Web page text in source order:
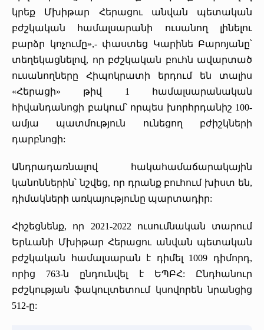
կրեք Մխիթար Հերացու անվան պետական
բժշկական համալսարանի ուսանող լինելու
բարձր կոչումը»,- փաստեց Կարինե Բարոյանը՝
տեղեկացնելով, որ բժշկական բուհն ավարտած
ուսանողները Հիպոկրատի երդում են տալիս
«Հերացի» թիվ 1 համալսարանական
հիվանդանոցի բակում՝ որպես խորհրդանիշ 100-
ամյա պատմություն ունեցող բժիշկների
դարբնոցի:
Անդրադառնալով հակահամաճարակային
կանոններին՝ նշվեց, որ դրանք բուհում խիստ են,
դիմակների առկայությունը պարտադիր:
Հիշեցնենք, որ 2021-2022 ուսումնական տարում
Երևանի Մխիթար Հերացու անվան պետական
բժշկական համալսարան է դիմել 1009 դիմորդ,
որից 763-ն ընդունվել է ԵՊԲՀ: Ընդհանուր
բժշկության ֆակուլտետում կսովորեն նրանցից
512-ը: